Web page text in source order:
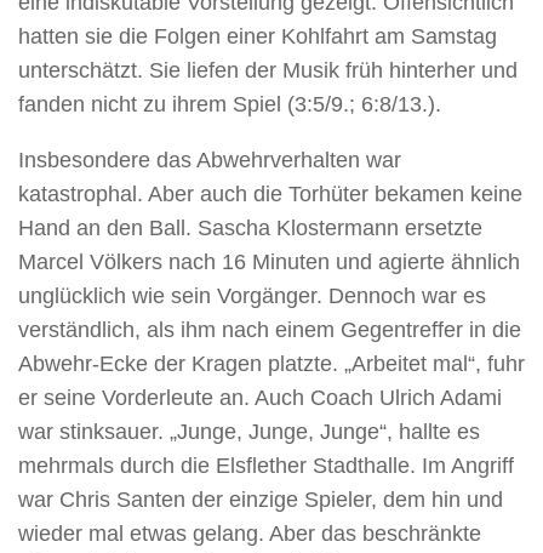
hatten sie die Folgen einer Kohlfahrt am Samstag
unterschätzt. Sie liefen der Musik früh hinterher und
fanden nicht zu ihrem Spiel (3:5/9.; 6:8/13.).
Insbesondere das Abwehrverhalten war
katastrophal. Aber auch die Torhüter bekamen keine
Hand an den Ball. Sascha Klostermann ersetzte
Marcel Völkers nach 16 Minuten und agierte ähnlich
unglücklich wie sein Vorgänger. Dennoch war es
verständlich, als ihm nach einem Gegentreffer in die
Abwehr-Ecke der Kragen platzte. „Arbeitet mal“, fuhr
er seine Vorderleute an. Auch Coach Ulrich Adami
war stinksauer. „Junge, Junge, Junge“, hallte es
mehrmals durch die Elsflether Stadthalle. Im Angriff
war Chris Santen der einzige Spieler, dem hin und
wieder mal etwas gelang. Aber das beschränkte